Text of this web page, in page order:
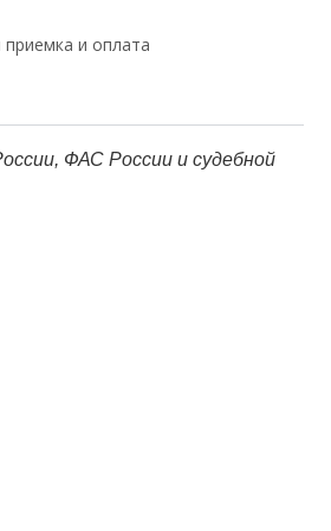
и оплата
ФАС России и судебной